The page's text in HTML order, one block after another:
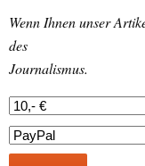
Wenn Ihnen unser
des
Journalismus.